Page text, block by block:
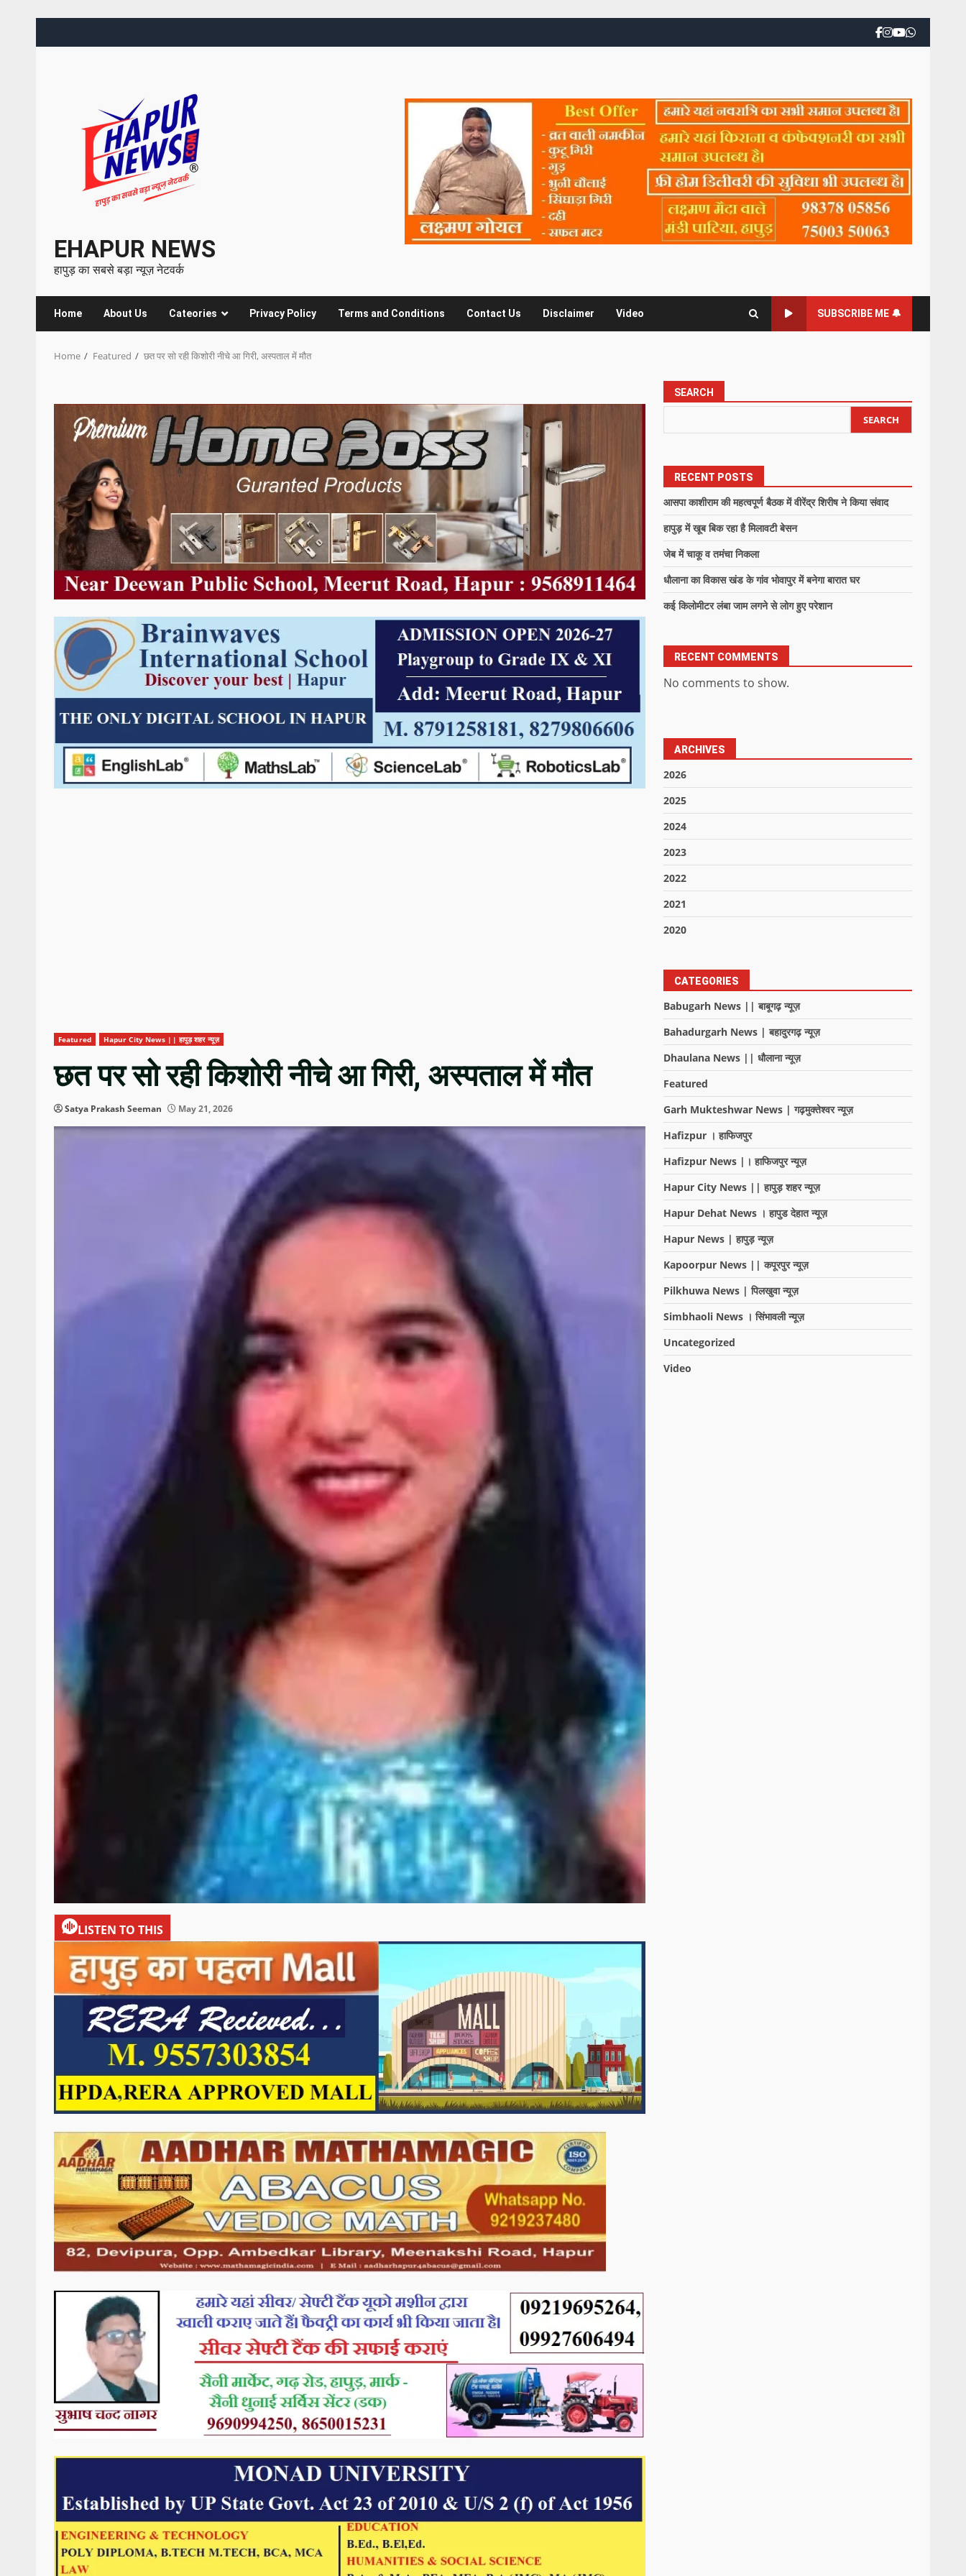
EHAPUR NEWS
हापुड़ का सबसे बड़ा न्यूज़ नेटवर्क
Home About Us Cateories Privacy Policy Terms and Conditions Contact Us Disclaimer Video SUBSCRIBE ME 🔔
Home Featured छत पर सो रही किशोरी नीचे आ गिरी, अस्पताल में मौत
Featured Hapur City News || हापुड़ शहर न्यूज़
छत पर सो रही किशोरी नीचे आ गिरी, अस्पताल में मौत
Satya Prakash Seeman May 21, 2026
LISTEN TO THIS
SEARCH
SEARCH
RECENT POSTS
आसपा काशीराम की महत्वपूर्ण बैठक में वीरेंद्र शिरीष ने किया संवाद
हापुड़ में खूब बिक रहा है मिलावटी बेसन
जेब में चाकू व तमंचा निकला
धौलाना का विकास खंड के गांव भोवापुर में बनेगा बारात घर
कई किलोमीटर लंबा जाम लगने से लोग हुए परेशान
RECENT COMMENTS
No comments to show.
ARCHIVES
2026
2025
2024
2023
2022
2021
2020
CATEGORIES
Babugarh News || बाबूगढ़ न्यूज़
Bahadurgarh News | बहादुरगढ़ न्यूज़
Dhaulana News || धौलाना न्यूज़
Featured
Garh Mukteshwar News | गढ़मुक्तेश्वर न्यूज़
Hafizpur । हाफिजपुर
Hafizpur News |। हाफिजपुर न्यूज़
Hapur City News || हापुड़ शहर न्यूज़
Hapur Dehat News । हापुड देहात न्यूज़
Hapur News | हापुड़ न्यूज़
Kapoorpur News || कपूरपुर न्यूज़
Pilkhuwa News | पिलखुवा न्यूज़
Simbhaoli News । सिंभावली न्यूज़
Uncategorized
Video